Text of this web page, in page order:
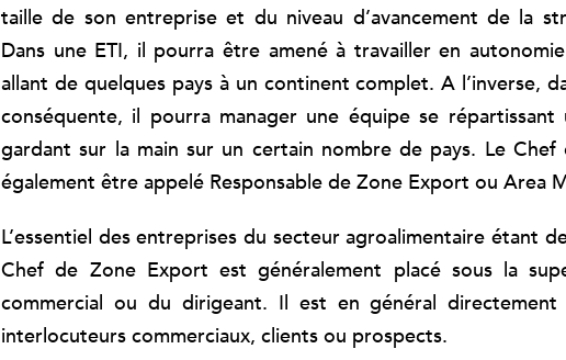
taille de son entreprise et du niveau d’avancement de la
Dans une ETI, il pourra être amené à travailler en
allant de quelques pays à un continent complet. A l’inverse,
conséquente, il pourra manager une équipe se
gardant sur la main sur un certain nombre de pays. Le
également être appelé Responsable de Zone Export ou Area
L’essentiel des entreprises du secteur agroalimentaire étant
Chef de Zone Export est généralement placé sous la
commercial ou du dirigeant. Il est en général
interlocuteurs commerciaux, clients ou prospects.